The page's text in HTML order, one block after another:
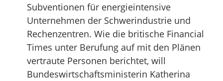
Subventionen für energieintensive
Unternehmen der Schwerindustrie und
Rechenzentren. Wie die britische Financial
Times unter Berufung auf mit den Plänen
vertraute Personen berichtet, will
Bundeswirtschaftsministerin Katherina